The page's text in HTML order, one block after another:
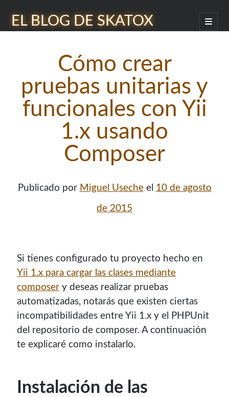
EL BLOG DE SKATOX
abrir
menú
lateral
¿Quién soy?
Soy desarrollador web, colaboro en comunidades como
Cómo crear
pruebas unitarias y
funcionales con Yii
1.x usando
Composer
Publicado por Miguel Usecheel 10 de agosto
de 2015
Si tienes configurado tu proyecto hecho en
Yii 1.x para cargar las clases mediante
composer y deseas realizar pruebas
automatizadas, notarás que existen ciertas
incompatibilidades entre Yii 1.x y el PHPUnit
del repositorio de composer. A continuación
te explicaré como instalarlo.
Instalación de las